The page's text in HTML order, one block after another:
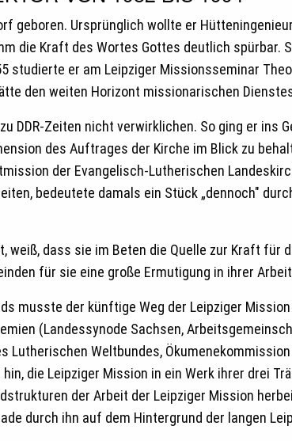
geboren. Ursprünglich wollte er
die Kraft des Wortes Gottes deutlich spürbar.
studierte er am Leipziger Missionsseminar
den weiten Horizont missionarischen
DDR-Zeiten nicht verwirklichen. So ging er ins
des Auftrages der Kirche im Blick zu
der Evangelisch-Lutherischen
bedeutete damals ein Stück „dennoch"
weiß, dass sie im Beten die Quelle zur Kraft für
für sie eine große Ermutigung in ihrer
musste der künftige Weg der Leipziger
(Landessynode Sachsen,
Weltbundes,
die Leipziger Mission in ein Werk ihrer drei
der Arbeit der Leipziger Mission
durch ihn auf dem Hintergrund der langen